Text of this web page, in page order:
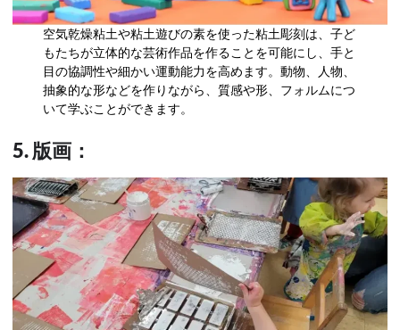
空気乾燥粘土や粘土遊びの素を使った粘土彫刻は、子ど
もたちが立体的な芸術作品を作ることを可能にし、手と
目の協調性や細かい運動能力を高めます。動物、人物、
抽象的な形などを作りながら、質感や形、フォルムにつ
いて学ぶことができます。
5. 版画：